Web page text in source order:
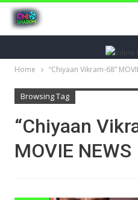
Home “Chiyaan Vikram-68”
Browsing Tag
“Chiyaan
MOVIE NEWS